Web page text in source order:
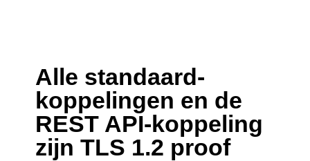
Alle standaard-
koppelingen en de
REST API-koppeling
zijn TLS 1.2 proof